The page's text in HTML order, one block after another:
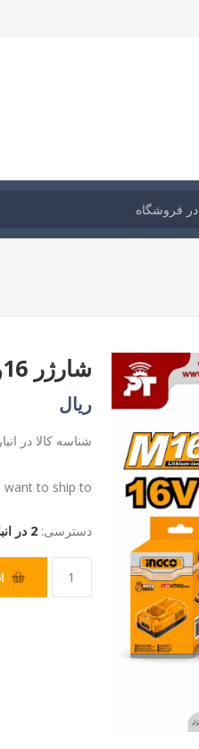
شارژر 16ولت اینکو مدل: FCLI1613
ریال
شناسه کالا در
want to ship to
دسترسی: 2 در انبار